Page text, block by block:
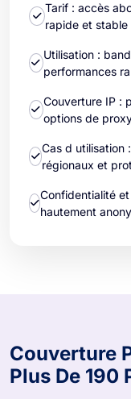
Tarif : accès
rapide et stable
Utilisation :
performances
Couverture IP :
options de
Cas d utilisation
régionaux et
Confidentialité
hautement
Couverture
Plus De 190